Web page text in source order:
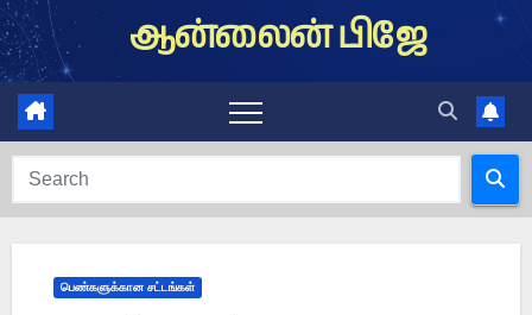
Skip
to
content
ஆன்லைன் பிஜே
பெண்களுக்கான சட்டங்கள்